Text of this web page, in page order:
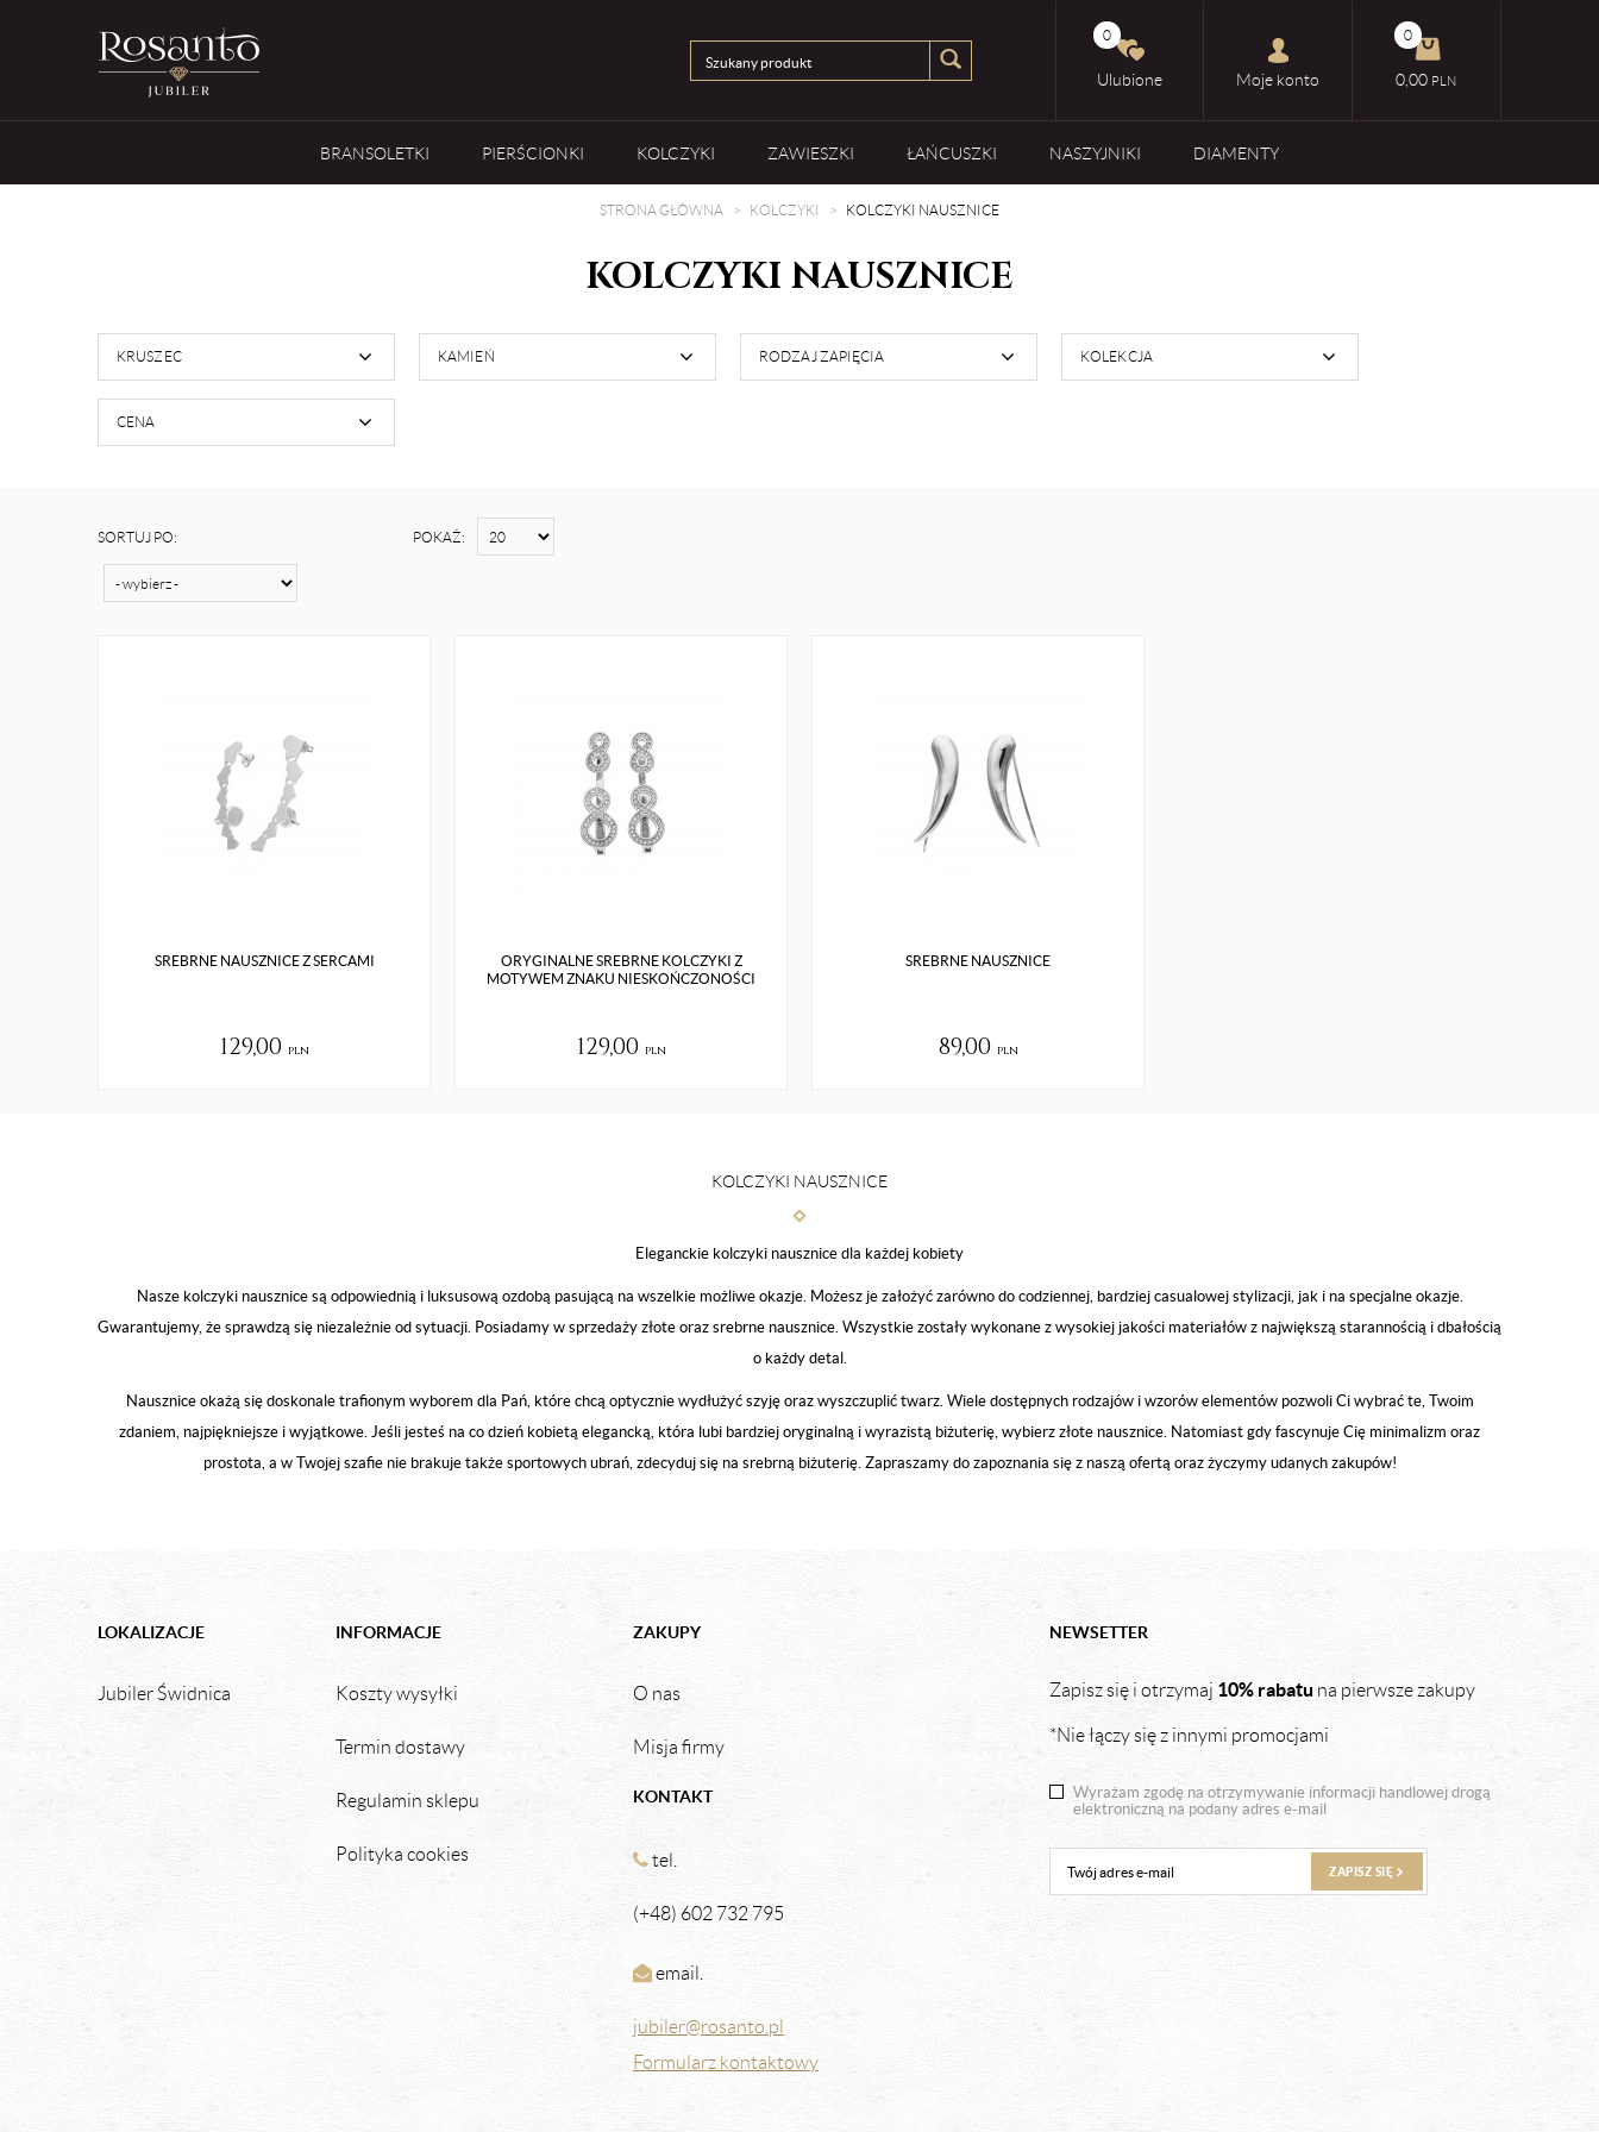
0
Ulubione Moje konto
0
0,00 PLN
BRANSOLETKI PIERŚCIONKI KOLCZYKI ZAWIESZKI ŁAŃCUSZKI NASZYJNIKI DIAMENTY
STRONA GŁÓWNA KOLCZYKI KOLCZYKI NAUSZNICE
KOLCZYKI NAUSZNICE
KRUSZEC KAMIEŃ RODZAJ ZAPIĘCIA KOLEKCJA
CENA
SORTUJ PO: POKAŻ:
SREBRNE NAUSZNICE Z SERCAMI
129,00 pln
ORYGINALNE SREBRNE KOLCZYKI Z
MOTYWEM ZNAKU NIESKOŃCZONOŚCI
129,00 pln
SREBRNE NAUSZNICE
89,00 pln
KOLCZYKI NAUSZNICE
Eleganckie kolczyki nausznice dla każdej kobiety
Nasze kolczyki nausznice są odpowiednią i luksusową ozdobą pasującą na wszelkie możliwe okazje. Możesz je założyć zarówno do codziennej, bardziej casualowej stylizacji, jak i na specjalne okazje.
Gwarantujemy, że sprawdzą się niezależnie od sytuacji. Posiadamy w sprzedaży złote oraz srebrne nausznice. Wszystkie zostały wykonane z wysokiej jakości materiałów z największą starannością i dbałością
o każdy detal.
Nausznice okażą się doskonale trafionym wyborem dla Pań, które chcą optycznie wydłużyć szyję oraz wyszczuplić twarz. Wiele dostępnych rodzajów i wzorów elementów pozwoli Ci wybrać te, Twoim
zdaniem, najpiękniejsze i wyjątkowe. Jeśli jesteś na co dzień kobietą elegancką, która lubi bardziej oryginalną i wyrazistą biżuterię, wybierz złote nausznice. Natomiast gdy fascynuje Cię minimalizm oraz
prostota, a w Twojej szafie nie brakuje także sportowych ubrań, zdecyduj się na srebrną biżuterię. Zapraszamy do zapoznania się z naszą ofertą oraz życzymy udanych zakupów!
NEWSETTER
Zapisz się i otrzymaj 10% rabatu na pierwsze zakupy
*Nie łączy się z innymi promocjami
Wyrażam zgodę na otrzymywanie informacji handlowej drogą
elektroniczną na podany adres e-mail
ZAPISZ SIĘ
LOKALIZACJE
Jubiler Świdnica
INFORMACJE
Koszty wysyłki
Termin dostawy
Regulamin sklepu
Polityka cookies
ZAKUPY
O nas
Misja firmy
KONTAKT
tel.
(+48) 602 732 795
email.
jubiler@rosanto.pl
Formularz kontaktowy